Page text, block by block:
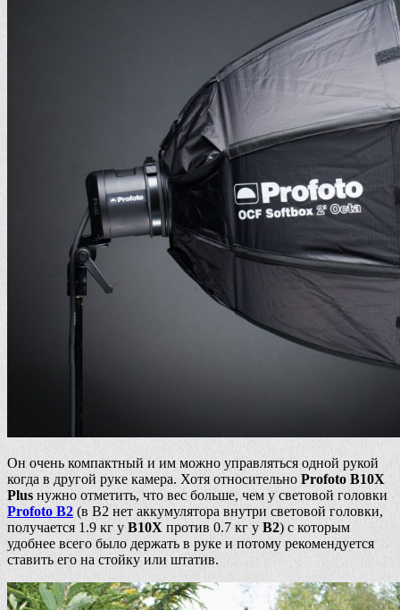
Он очень компактный и им можно управляться одной рукой
когда в другой руке камера. Хотя относительно Profoto B10X
Plus нужно отметить, что вес больше, чем у световой головки
Profoto B2 (в B2 нет аккумулятора внутри световой головки,
получается 1.9 кг у B10X против 0.7 кг у B2) с которым
удобнее всего было держать в руке и потому рекомендуется
ставить его на стойку или штатив.